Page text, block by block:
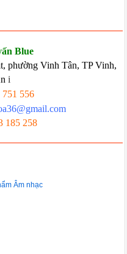
Blue
phường Vinh Tân, TP Vinh,
i
751 556
185 258
Âm nhạc